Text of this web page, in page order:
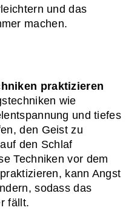
und das
machen.
praktizieren
und tiefes
den Geist zu
den Schlaf
Techniken vor dem
kann Angst
sodass das
fällt.